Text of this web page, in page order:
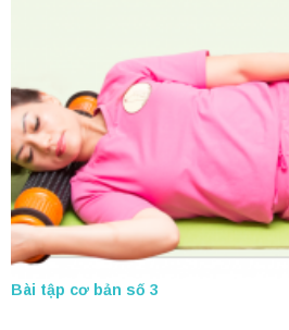
Bài tập cơ bản số 3